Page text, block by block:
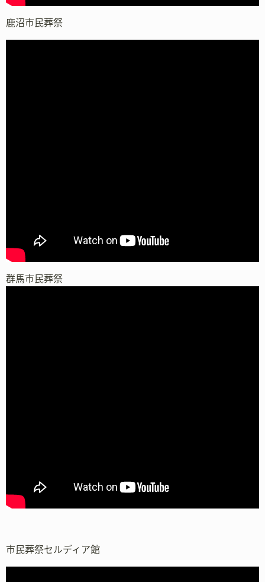
鹿沼市民葬祭
群馬市民葬祭
市民葬祭セルディア館